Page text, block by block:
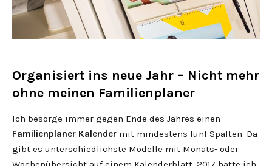
Organisiert ins neue Jahr – Nicht mehr
ohne meinen Familienplaner
Ich besorge immer gegen Ende des Jahres einen
Familienplaner Kalender mit mindestens fünf Spalten. Da
gibt es unterschiedlichste Modelle mit Monats- oder